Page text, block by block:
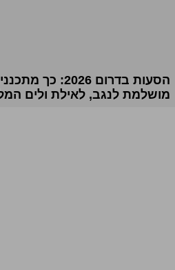
הסעות בדרום
מושלמת לנגב, לאילת ולים